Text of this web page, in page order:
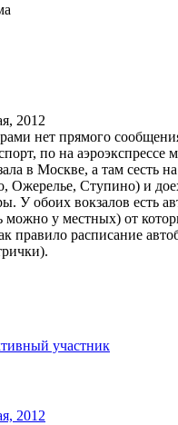
2012
нет прямого
по на аэроэкспрессе
в Москве, а там сесть
Ожерелье, Ступино) и
У обоих вокзалов есть
можно у местных) от
правило расписание
2012